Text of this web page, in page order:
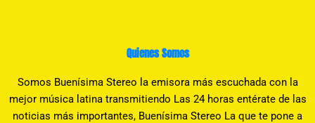
Quienes Somos
Somos Buenísima Stereo la emisora más escuchada con la
mejor música latina transmitiendo Las 24 horas entérate de las
noticias más importantes, Buenísima Stereo La que te pone a